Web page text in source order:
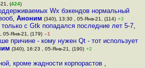
(424)
Wx бэкендов нормальный
, Аноним (340), 13:30 , 05-Янв-21, (114) +3
с Gtk попадался последние лет 5-7,
05-Янв-21, (179) –1
причине - кому нужен Qt - тот использует
(340), 16:23 , 05-Янв-21, (190) +2
кроме жадности корпорастов ,